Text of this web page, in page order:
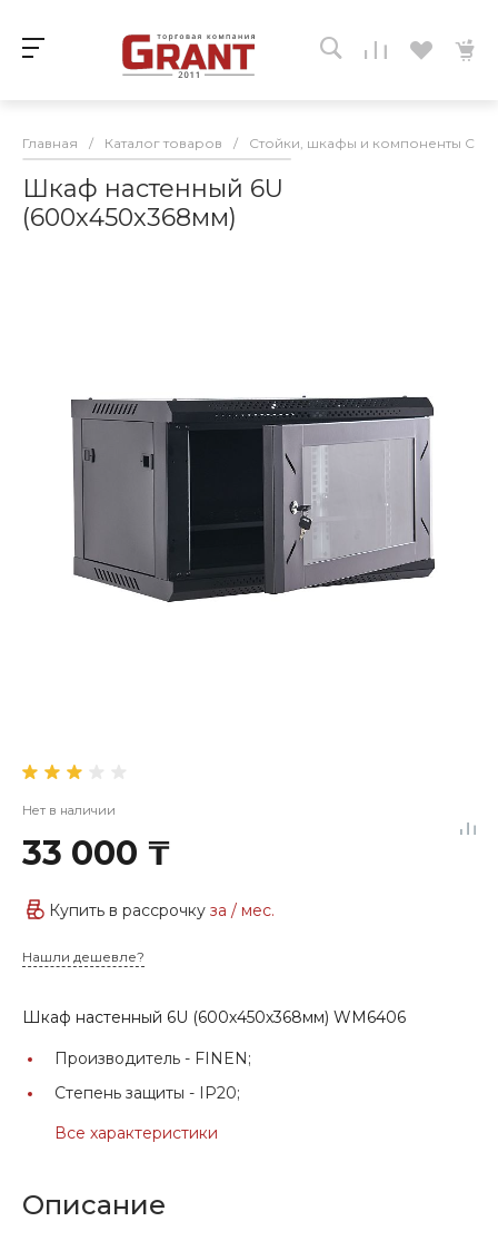
Главная / Каталог товаров / Стойки, шкафы и компоненты СКС
Шкаф настенный 6U
(600х450х368мм)
Нет в наличии
33 000 ₸
Купить в рассрочку за / мес.
Нашли дешевле?
Шкаф настенный 6U (600х450х368мм) WM6406
Производитель - FINEN;
Степень защиты - IP20;
Все характеристики
Описание